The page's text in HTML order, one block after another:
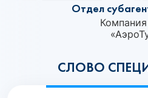
СЛОВО
Отдел